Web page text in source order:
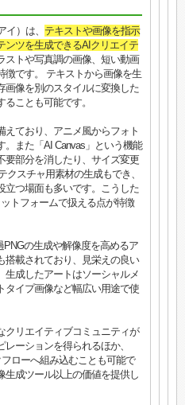
イ）は、 テキストや画像を指示
ンツを生成できるAIクリエイテ
ストや写真調の画像、短い動画
徴です。 テキストから画像を生
画像を別のスタイルに変換した
ことも可能です。
えており、アニメ風からフォト
。また「AI Canvas」という機能
要部分を消したり、サイズ変更
スチャ用素材の生成もでき、
立つ場面も多いです。こうした
トフォームで扱える点が特徴
PNGの生成や解像度を高めるア
搭載されており、見栄えの良い
生成したアートはソーシャルメ
タイプ画像など幅広い用途で使
クリエイティブコミュニティが
ーションを得られるほか、
ローへ組み込むことも可能で
生成ツール以上の価値を提供し